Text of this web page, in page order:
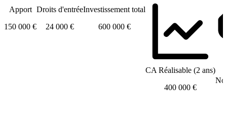
Apport
150 000 €
Droits d'entrée
24 000 €
Investissement total
600 000 €
CA Réalisable (2 ans)
400 000 €